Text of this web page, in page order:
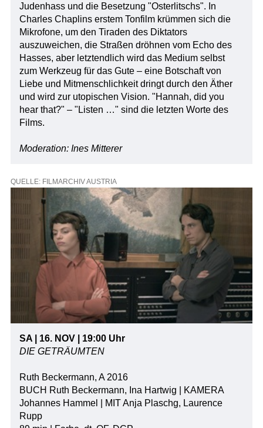
Judenhass und die Besetzung "Osterlitschs". In
Charles Chaplins erstem Tonfilm krümmen sich die
Mikrofone, um den Tiraden des Diktators
auszuweichen, die Straßen dröhnen vom Echo des
Hasses, aber letztendlich wird das Medium selbst
zum Werkzeug für das Gute – eine Botschaft von
Liebe und Mitmenschlichkeit dringt durch den Äther
und wird zur utopischen Vision. "Hannah, did you
hear that?" – "Listen …" sind die letzten Worte des
Films.
Moderation: Ines Mitterer
QUELLE: FILMARCHIV AUSTRIA
SA | 16. NOV | 19:00 Uhr
DIE GETRÄUMTEN
Ruth Beckermann, A 2016
BUCH Ruth Beckermann, Ina Hartwig | KAMERA
Johannes Hammel | MIT Anja Plaschg, Laurence
Rupp